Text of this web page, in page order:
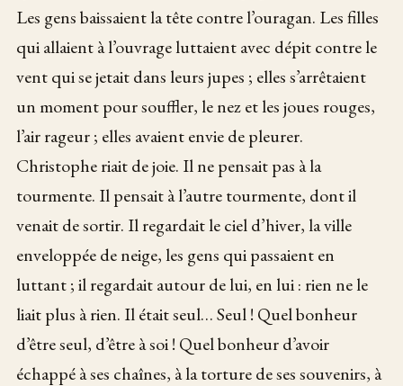
Les gens baissaient la tête contre l’ouragan. Les filles
qui allaient à l’ouvrage luttaient avec dépit contre le
vent qui se jetait dans leurs jupes ; elles s’arrêtaient
un moment pour souffler, le nez et les joues rouges,
l’air rageur ; elles avaient envie de pleurer.
Christophe riait de joie. Il ne pensait pas à la
tourmente. Il pensait à l’autre tourmente, dont il
venait de sortir. Il regardait le ciel d’hiver, la ville
enveloppée de neige, les gens qui passaient en
luttant ; il regardait autour de lui, en lui : rien ne le
liait plus à rien. Il était seul… Seul ! Quel bonheur
d’être seul, d’être à soi ! Quel bonheur d’avoir
échappé à ses chaînes, à la torture de ses souvenirs, à